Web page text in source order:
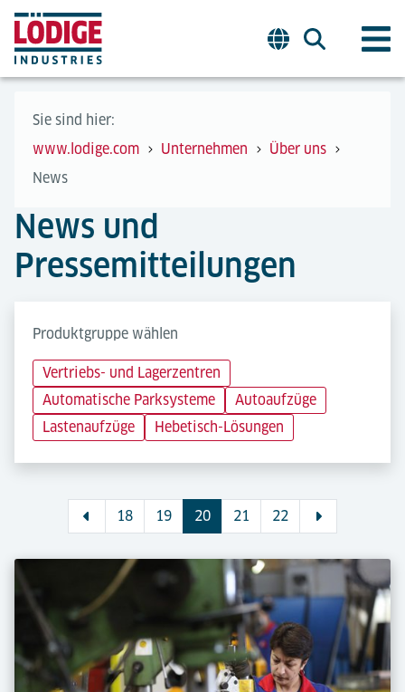
Sie sind hier:
www.lodige.com
Unternehmen
Über uns
News
News und
Pressemitteilungen
Produktgruppe wählen
Vertriebs- und Lagerzentren
Automatische Parksysteme
Autoaufzüge
Lastenaufzüge
Hebetisch-Lösungen
18 19 20 21 22